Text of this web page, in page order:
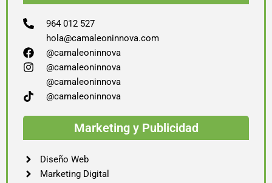
964 012 527
hola@camaleoninnova.com
@camaleoninnova
@camaleoninnova
@camaleoninnova
@camaleoninnova
Marketing y Publicidad
Diseño Web
Marketing Digital